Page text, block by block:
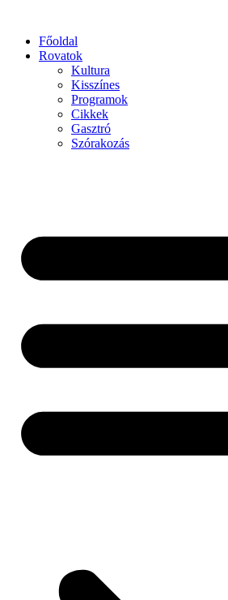
Főoldal
Rovatok
Kultura
Kisszínes
Programok
Cikkek
Gasztró
Szórakozás